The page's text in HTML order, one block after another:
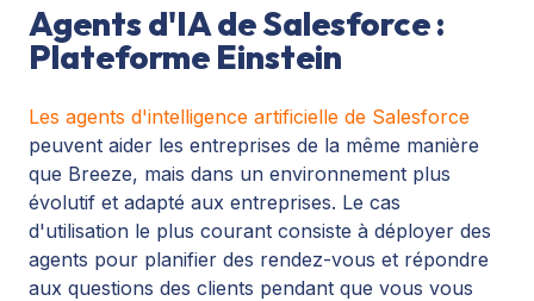
Agents d'IA de Salesforce :
Plateforme Einstein
Les agents d'intelligence artificielle de Salesforce
peuvent aider les entreprises de la même manière
que Breeze, mais dans un environnement plus
évolutif et adapté aux entreprises. Le cas
d'utilisation le plus courant consiste à déployer des
agents pour planifier des rendez-vous et répondre
aux questions des clients pendant que vous vous